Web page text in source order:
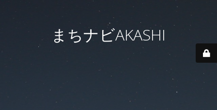
まちナビAKASHI